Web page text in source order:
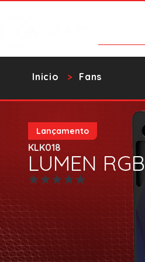
>
​Inicio Fans
LUMEN RGB
Aún no hay calificaciones
KLK018
Lançamento